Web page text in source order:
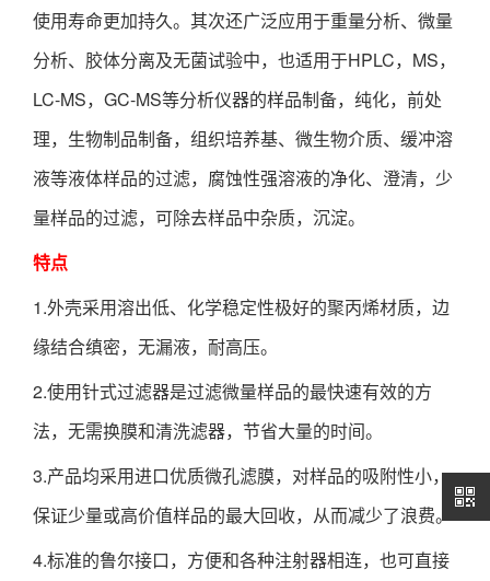
使用寿命更加持久。其次还广泛应用于重量分析、微量
分析、胶体分离及无菌试验中，也适用于HPLC，MS，
LC-MS，GC-MS等分析仪器的样品制备，纯化，前处
理，生物制品制备，组织培养基、微生物介质、缓冲溶
液等液体样品的过滤，腐蚀性强溶液的净化、澄清，少
量样品的过滤，可除去样品中杂质，沉淀。
特点
1.外壳采用溶出低、化学稳定性极好的聚丙烯材质，边
缘结合缜密，无漏液，耐高压。
2.使用针式过滤器是过滤微量样品的最快速有效的方
法，无需换膜和清洗滤器，节省大量的时间。
3.产品均采用进口优质微孔滤膜，对样品的吸附性小，
保证少量或高价值样品的最大回收，从而减少了浪费。
4.标准的鲁尔接口，方便和各种注射器相连，也可直接